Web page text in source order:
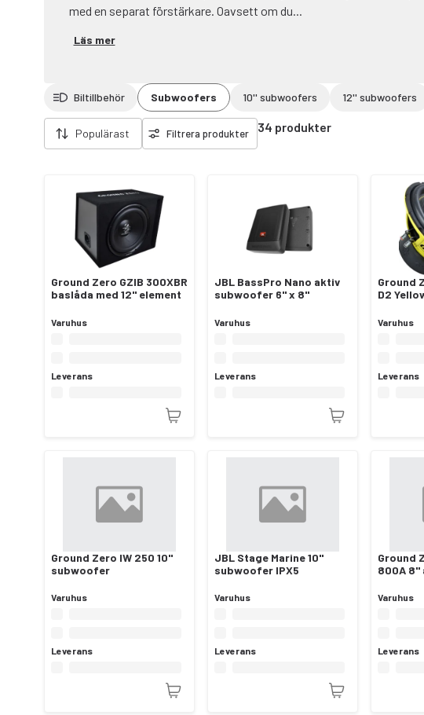
med en separat förstärkare. Oavsett om du...
Läs mer
Biltillbehör Subwoofers 10'' subwoofers 12'' subwoofers
Populärast Filtrera produkter 34 produkter
Ta bort filter
Ground Zero GZIB 300XBR
baslåda med 12" element
Varuhus
Leverans
JBL BassPro Nano aktiv
subwoofer 6" x 8"
Varuhus
Leverans
Ground
D2
Varuhus
Leverans
Ground Zero IW 250 10"
subwoofer
Varuhus
Leverans
JBL Stage Marine 10"
subwoofer IPX5
Varuhus
Leverans
Ground
800A
Varuhus
Leverans